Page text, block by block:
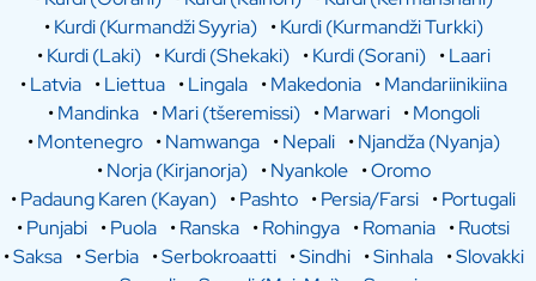
•Kurdi (Kurmandži Syyria) •Kurdi (Kurmandži Turkki)
•Kurdi (Laki) •Kurdi (Shekaki) •Kurdi (Sorani) •Laari
•Latvia •Liettua •Lingala •Makedonia •Mandariinikiina
•Mandinka •Mari (tšeremissi) •Marwari •Mongoli
•Montenegro •Namwanga •Nepali •Njandža (Nyanja)
•Norja (Kirjanorja) •Nyankole •Oromo
•Padaung Karen (Kayan) •Pashto •Persia/Farsi •Portugali
•Punjabi •Puola •Ranska •Rohingya •Romania •Ruotsi
•Saksa •Serbia •Serbokroaatti •Sindhi •Sinhala •Slovakki